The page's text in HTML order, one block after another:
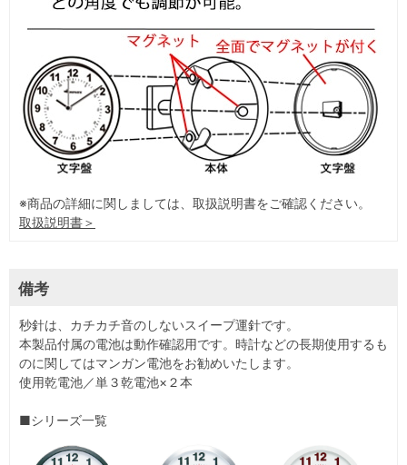
※商品の詳細に関しましては、取扱説明書をご確認ください。
取扱説明書＞
備考
秒針は、カチカチ音のしないスイープ運針です。
本製品付属の電池は動作確認用です。時計などの長期使用するも
のに関してはマンガン電池をお勧めいたします。
使用乾電池／単３乾電池×２本
■シリーズ一覧